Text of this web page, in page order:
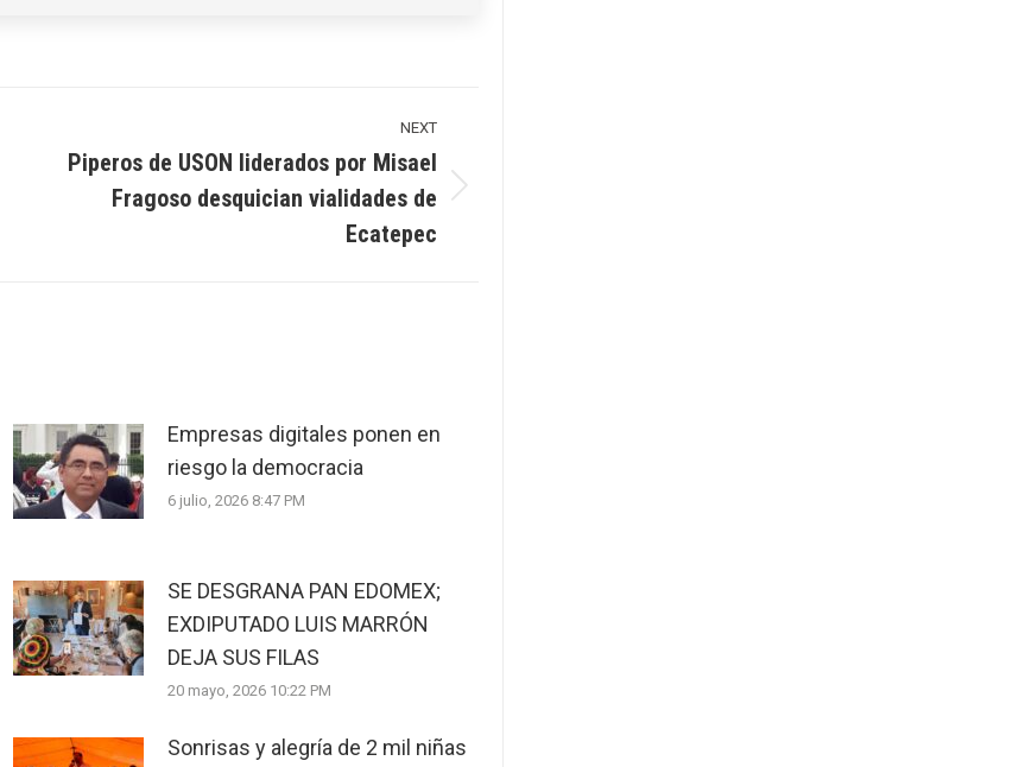
NEXT
Piperos de USON liderados por Misael
Fragoso desquician vialidades de
Ecatepec
Empresas digitales ponen en
riesgo la democracia
6 julio, 2026 8:47 PM
SE DESGRANA PAN EDOMEX;
EXDIPUTADO LUIS MARRÓN
DEJA SUS FILAS
20 mayo, 2026 10:22 PM
Sonrisas y alegría de 2 mil niñas